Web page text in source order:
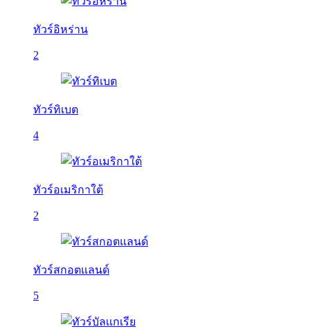
ทัวร์อิหร่าน
2
ทัวร์ทิเบต
4
ทัวร์อเมริกาใต้
2
ทัวร์สกอตแลนด์
5